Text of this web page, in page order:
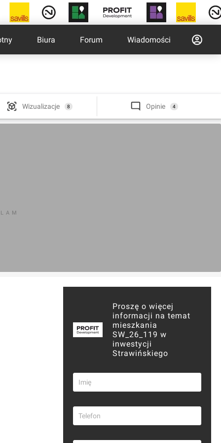
Biura Forum Wiadomości
Wizualizacje 8 Opinie 4
Proszę o więcej
informacji na temat
mieszkania
SW_26_119 w
inwestycji
Strawińskiego